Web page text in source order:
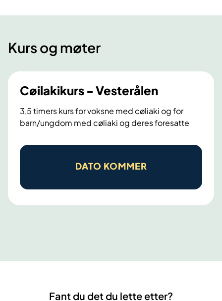
Kurs og møter
Cøilakikurs - Vesterålen
3,5 timers kurs for voksne med cøliaki og for
barn/ungdom med cøliaki og deres foresatte
C
a
u
DATO KOMMER
Fant du det du lette etter?